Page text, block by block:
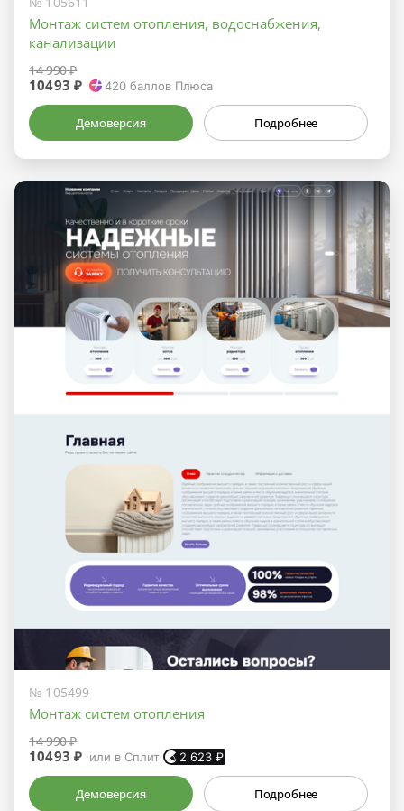
Монтаж систем отопления, водоснабжения,
канализации
14 990 ₽
10493 ₽ 420 баллов Плюса
Демоверсия Подробнее
№ 105499
Монтаж систем отопления
14 990 ₽
10493 ₽ или в Сплит 2 623 ₽
Демоверсия Подробнее